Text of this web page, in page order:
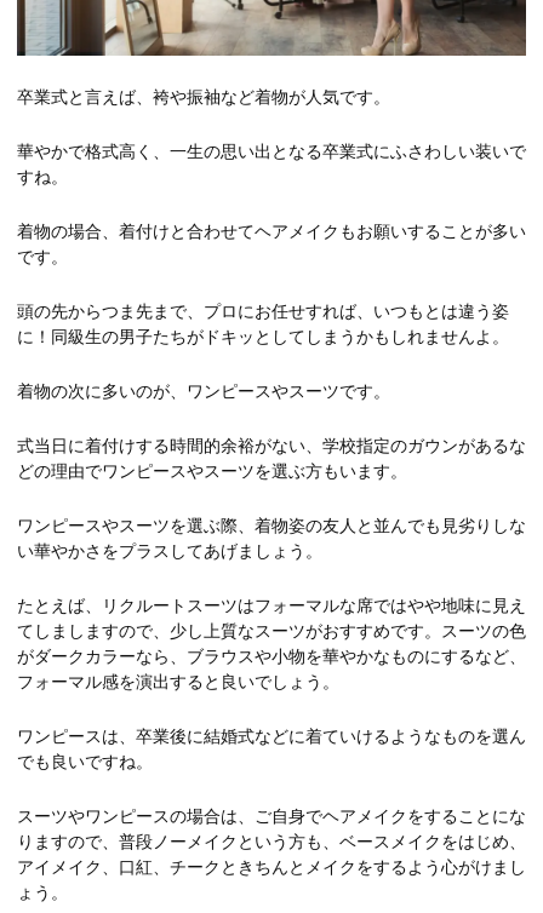
卒業式と言えば、袴や振袖など着物が人気です。
華やかで格式高く、一生の思い出となる卒業式にふさわしい装いで
すね。
着物の場合、着付けと合わせてヘアメイクもお願いすることが多い
です。
頭の先からつま先まで、プロにお任せすれば、いつもとは違う姿
に！同級生の男子たちがドキッとしてしまうかもしれませんよ。
着物の次に多いのが、ワンピースやスーツです。
式当日に着付けする時間的余裕がない、学校指定のガウンがあるな
どの理由でワンピースやスーツを選ぶ方もいます。
ワンピースやスーツを選ぶ際、着物姿の友人と並んでも見劣りしな
い華やかさをプラスしてあげましょう。
たとえば、リクルートスーツはフォーマルな席ではやや地味に見え
てしましますので、少し上質なスーツがおすすめです。スーツの色
がダークカラーなら、ブラウスや小物を華やかなものにするなど、
フォーマル感を演出すると良いでしょう。
ワンピースは、卒業後に結婚式などに着ていけるようなものを選ん
でも良いですね。
スーツやワンピースの場合は、ご自身でヘアメイクをすることにな
りますので、普段ノーメイクという方も、ベースメイクをはじめ、
アイメイク、口紅、チークときちんとメイクをするよう心がけまし
ょう。